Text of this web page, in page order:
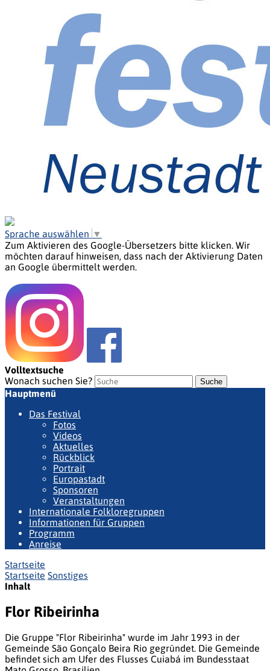
Sprache auswählen ▼
Zum Aktivieren des Google-Übersetzers bitte klicken. Wir
möchten darauf hinweisen, dass nach der Aktivierung Daten
an Google übermittelt werden.
Volltextsuche
Wonach suchen Sie?
Suche
Hauptmenü
Das Festival
Fotos
Videos
Aktuelles
Rückblick
Portrait
Europastadt
Sponsoren
Veranstaltungen
Internationale Folkloregruppen
Informationen für Gruppen
Programm
Anreise
Startseite
Startseite Sonstiges
Inhalt
Flor Ribeirinha
Die Gruppe "Flor Ribeirinha" wurde im Jahr 1993 in der
Gemeinde São Gonçalo Beira Rio gegründet. Die Gemeinde
befindet sich am Ufer des Flusses Cuiabá im Bundesstaat